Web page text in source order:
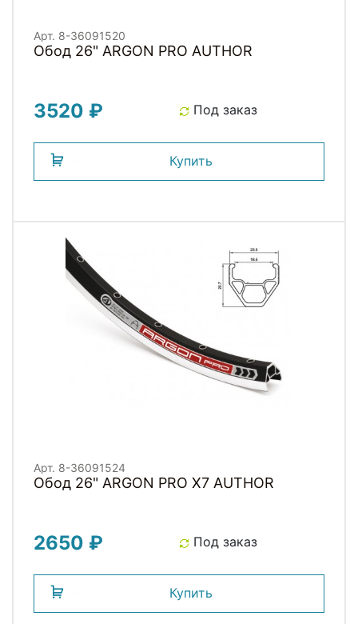
Арт. 8-36091520
Обод 26" ARGON PRO AUTHOR
3520 ₽ Под заказ
Купить
Арт. 8-36091524
Обод 26" ARGON PRO X7 AUTHOR
2650 ₽ Под заказ
Купить